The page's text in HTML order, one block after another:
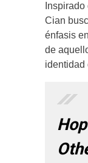
Cian
énfasis
de
identidad